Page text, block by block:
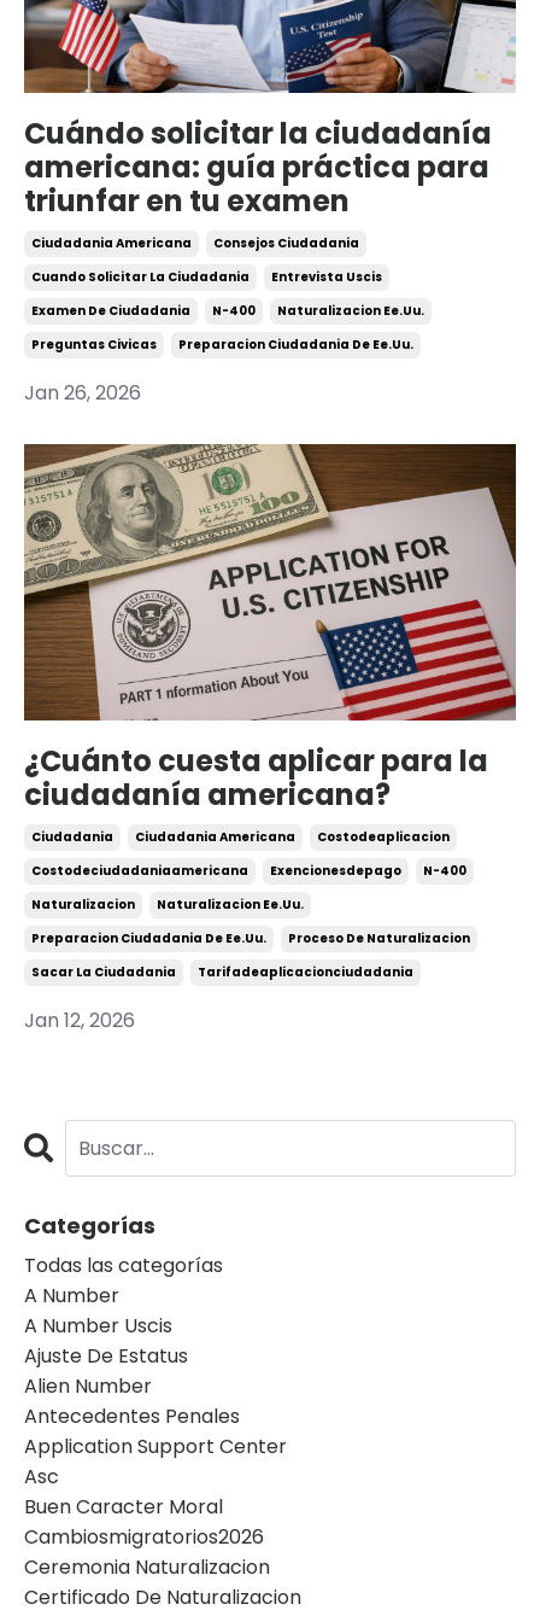
Cuándo solicitar la ciudadanía
americana: guía práctica para
triunfar en tu examen
Ciudadania Americana
Consejos Ciudadania
Cuando Solicitar La Ciudadania
Entrevista Uscis
Examen De Ciudadania
N-400
Naturalizacion Ee.uu.
Preguntas Civicas
Preparacion Ciudadania De Ee.uu.
Jan 26, 2026
¿Cuánto cuesta aplicar para la
ciudadanía americana?
Ciudadania Ciudadania Americana
Costodeaplicacion
Costodeciudadaniaamericana
Exencionesdepago
N-400
Naturalizacion
Naturalizacion Ee.uu.
Preparacion Ciudadania De Ee.uu.
Proceso De Naturalizacion
Sacar La Ciudadania
Tarifadeaplicacionciudadania
Jan 12, 2026
Categorías
Todas las categorías
A Number
A Number Uscis
Ajuste De Estatus
Alien Number
Antecedentes Penales
Application Support Center
Asc
Buen Caracter Moral
Cambiosmigratorios2026
Ceremonia Naturalizacion
Certificado De Naturalizacion